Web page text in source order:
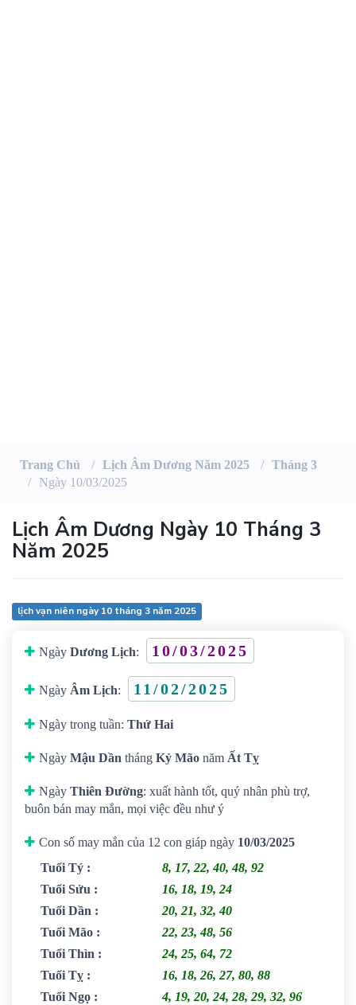
Trang Chủ Lịch Âm Dương Năm 2025
Tháng 3
Ngày 10/03/2025
Lịch Âm Dương Ngày 10 Tháng 3
Năm 2025
lịch vạn niên ngày 10 tháng 3 năm 2025
Ngày Dương Lịch: 10/03/2025
Ngày Âm Lịch: 11/02/2025
Ngày trong tuần: Thứ Hai
Ngày Mậu Dần tháng Kỷ Mão năm Ất Tỵ
Ngày Thiên Đường: xuất hành tốt, quý nhân phù trợ,
buôn bán may mắn, mọi việc đều như ý
Con số may mắn của 12 con giáp ngày 10/03/2025
Tuổi Tý :
8, 17, 22, 40, 48, 92
Tuổi Sửu :
16, 18, 19, 24
Tuổi Dần :
20, 21, 32, 40
Tuổi Mão :
22, 23, 48, 56
Tuổi Thìn :
24, 25, 64, 72
Tuổi Tỵ :
16, 18, 26, 27, 80, 88
Tuổi Ngọ :
4, 19, 20, 24, 28, 29, 32, 96